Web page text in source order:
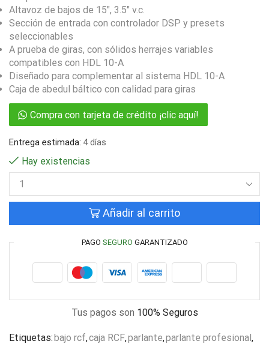
Altavoz de bajos de 15″, 3.5″ v.c.
Sección de entrada con controlador DSP y presets
seleccionables
A prueba de giras, con sólidos herrajes variables
compatibles con HDL 10-A
Diseñado para complementar al sistema HDL 10-A
Caja de abedul báltico con calidad para giras
Compra con tarjeta de crédito ¡clic aquí!
Entrega estimada: 4 días
Hay existencias
Añadir al carrito
PAGO SEGURO GARANTIZADO
Tus pagos son 100% Seguros
Etiquetas:bajo rcf,caja RCF,parlante,parlante profesional,